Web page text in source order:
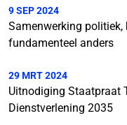
9 SEP 2024
Samenwerking
fundamenteel anders
29 MRT 2024
Uitnodiging Staatpraat
Dienstverlening 2035